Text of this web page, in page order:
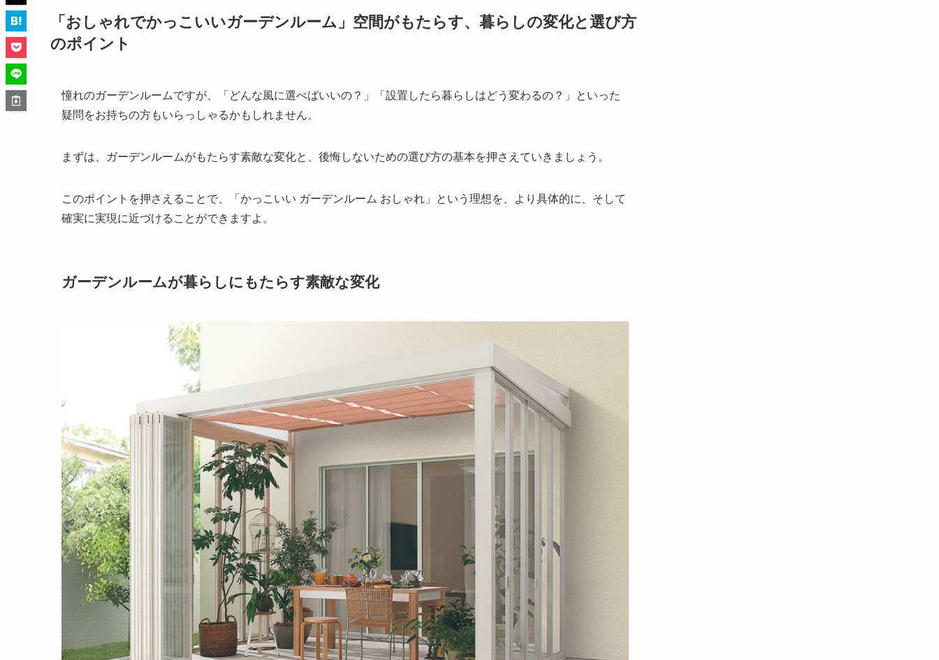
「おしゃれでかっこいいガーデンルーム」空間がもたらす、暮らしの変化と選び方
のポイント
憧れのガーデンルームですが、「どんな風に選べばいいの？」「設置したら暮らしはどう変わるの？」といった
疑問をお持ちの方もいらっしゃるかもしれません。
まずは、ガーデンルームがもたらす素敵な変化と、後悔しないための選び方の基本を押さえていきましょう。
このポイントを押さえることで、「かっこいい ガーデンルーム おしゃれ」という理想を、より具体的に、そして
確実に実現に近づけることができますよ。
ガーデンルームが暮らしにもたらす素敵な変化